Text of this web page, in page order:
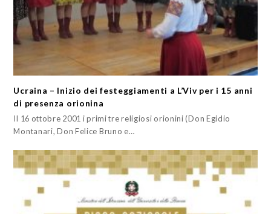
Ucraina – Inizio dei festeggiamenti a L’Viv per i 15 anni
di presenza orionina
Il 16 ottobre 2001 i primi tre religiosi orionini (Don Egidio
Montanari, Don Felice Bruno e…